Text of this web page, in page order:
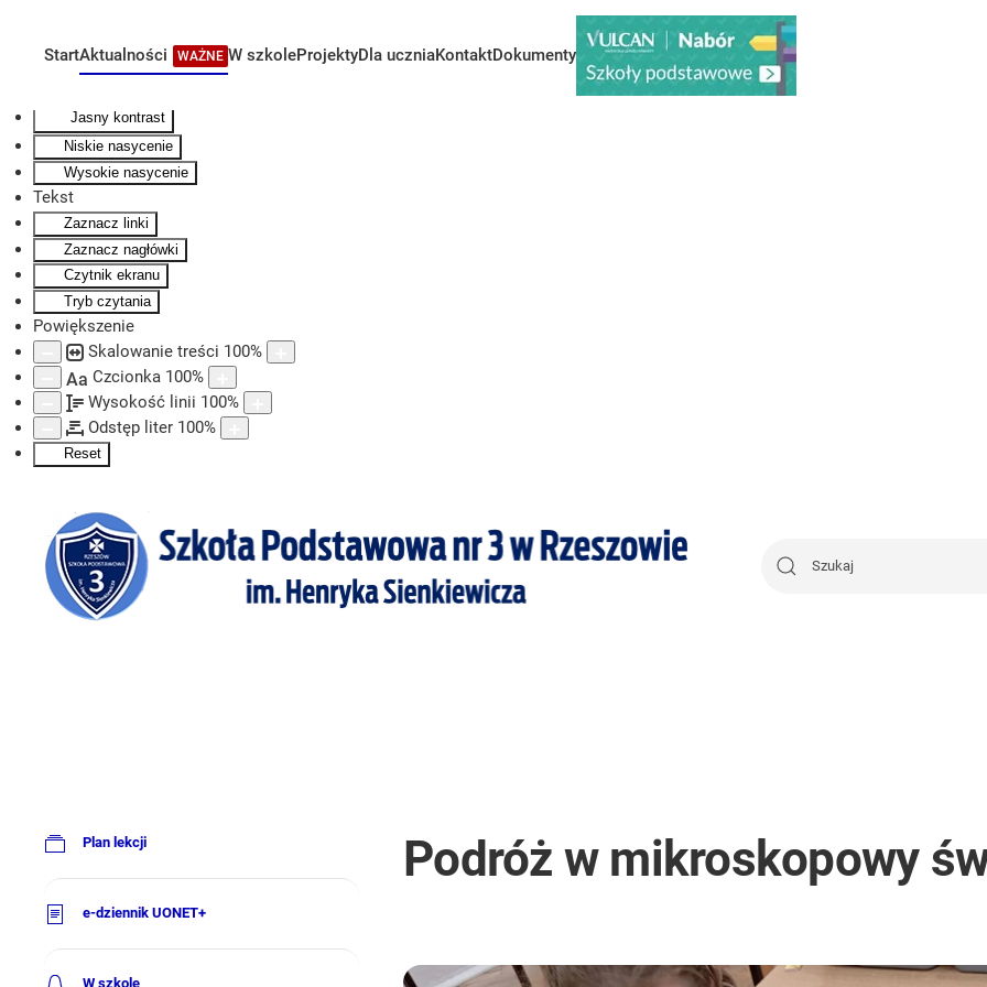
Monochromatyczny
Jasny kontrast
Niskie nasycenie
Wysokie nasycenie
Tekst
Zaznacz linki
Zaznacz nagłówki
Czytnik ekranu
Tryb czytania
Powiększenie
Skalowanie treści 100%
Aa Czcionka 100%
Wysokość linii 100%
Odstęp liter 100%
Reset
Skip to main content
StartAktualności WAŻNE W szkoleProjektyDla uczniaKontaktDokumenty
Plan lekcji
e-dziennik UONET+
W szkole
Podróż w mikroskopowy